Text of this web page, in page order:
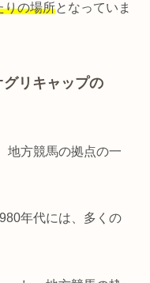
りの場所となっていま
リキャップの
地方競馬の拠点の一
年代には、多くの